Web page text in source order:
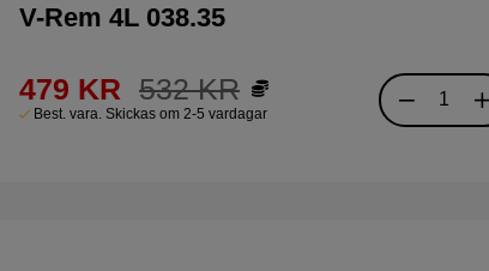
V-Rem 4L 038.35
532KR
479 KR
Best. vara. Skickas om 2-5 vardagar